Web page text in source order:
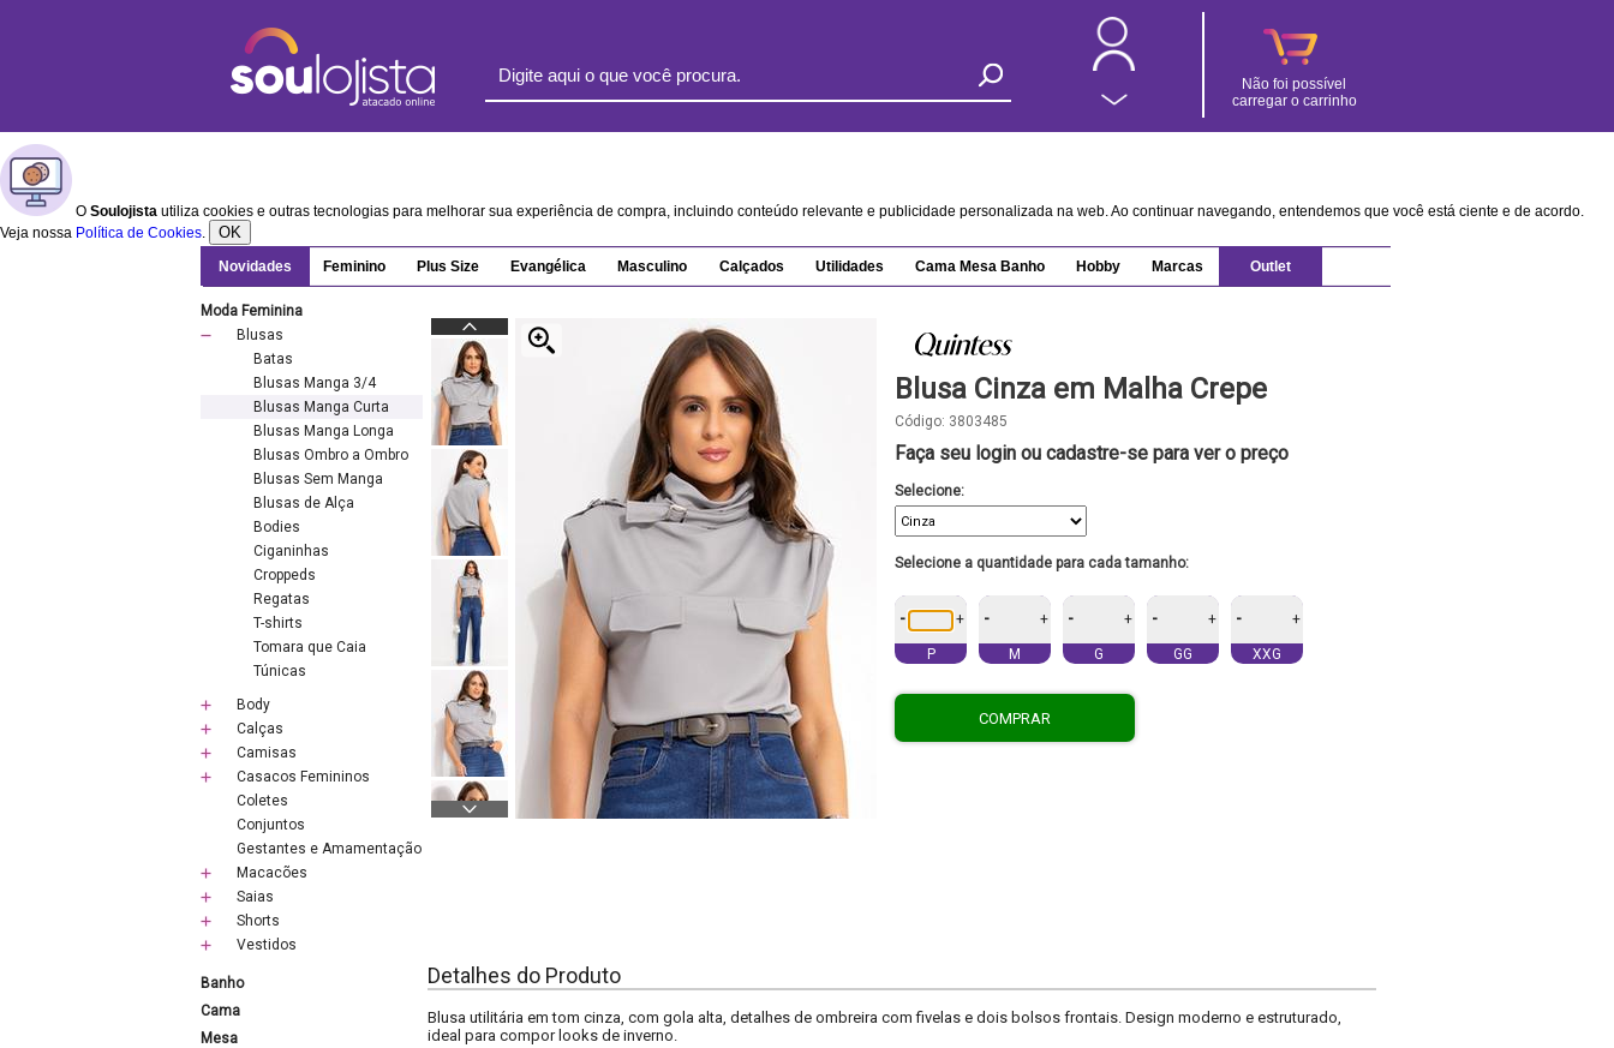
Não foi possível
carregar o carrinho
O Soulojista utiliza cookies e outras tecnologias para melhorar sua experiência de compra, incluindo conteúdo relevante e publicidade personalizada na web. Ao continuar navegando, entendemos que você está ciente e de acordo.
Veja nossa Política de Cookies. OK
Novidades Feminino Plus Size Evangélica Masculino Calçados Utilidades Cama Mesa Banho Hobby Marcas Outlet
Moda Feminina
Blusas
Batas
Blusas Manga 3/4
Blusas Manga Curta
Blusas Manga Longa
Blusas Ombro a Ombro
Blusas Sem Manga
Blusas de Alça
Bodies
Ciganinhas
Croppeds
Regatas
T-shirts
Tomara que Caia
Túnicas
Body
Calças
Camisas
Casacos Femininos
Coletes
Conjuntos
Gestantes e Amamentação
Macacões
Saias
Shorts
Vestidos
Banho
Cama
Mesa
Blusa Cinza em Malha Crepe
Código: 3803485
Faça seu login ou cadastre-se para ver o preço
Selecione:
Selecione a quantidade para cada tamanho:
- +
P
- +
M
- +
G
- +
GG
- +
XXG
COMPRAR
Detalhes do Produto
Blusa utilitária em tom cinza, com gola alta, detalhes de ombreira com fivelas e dois bolsos frontais. Design moderno e estruturado,
ideal para compor looks de inverno.